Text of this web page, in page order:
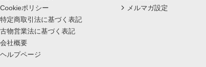
Cookieポリシー
特定商取引法に基づく表記
古物営業法に基づく表記
会社概要
ヘルプページ
メルマガ設定